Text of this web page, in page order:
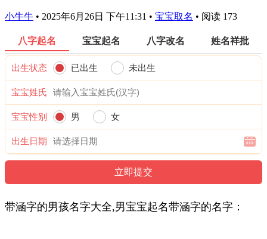
小牛牛 • 2025年6月26日 下午11:31 • 宝宝取名 • 阅读 173
八字起名 宝宝起名 八字改名 姓名祥批
出生状态 已出生 未出生
宝宝姓氏
宝宝性别 男 女
出生日期
带涵字的男孩名字大全,男宝宝起名带涵字的名字：